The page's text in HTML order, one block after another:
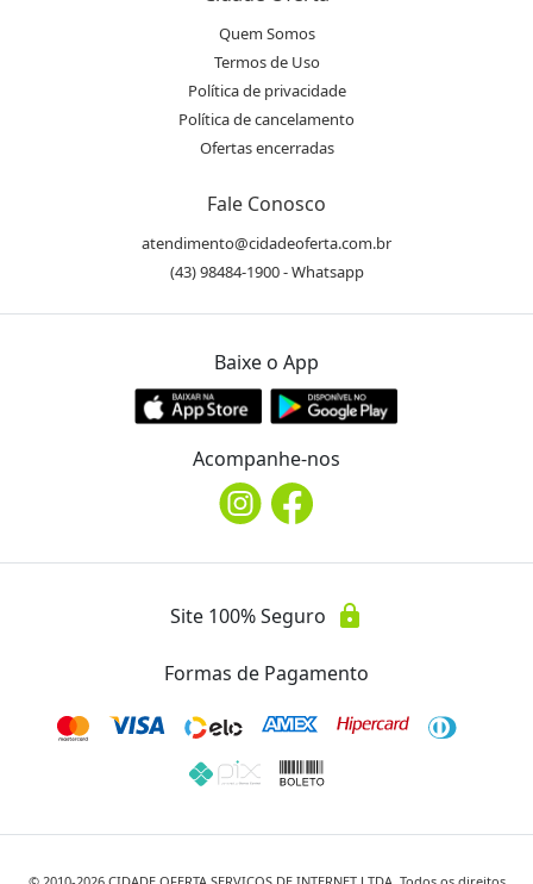
Quem Somos
Termos de Uso
Política de privacidade
Política de cancelamento
Ofertas encerradas
Fale Conosco
atendimento@cidadeoferta.com.br
(43) 98484-1900 - Whatsapp
Baixe o App
Acompanhe-nos
Site 100% Seguro lock
Formas de Pagamento